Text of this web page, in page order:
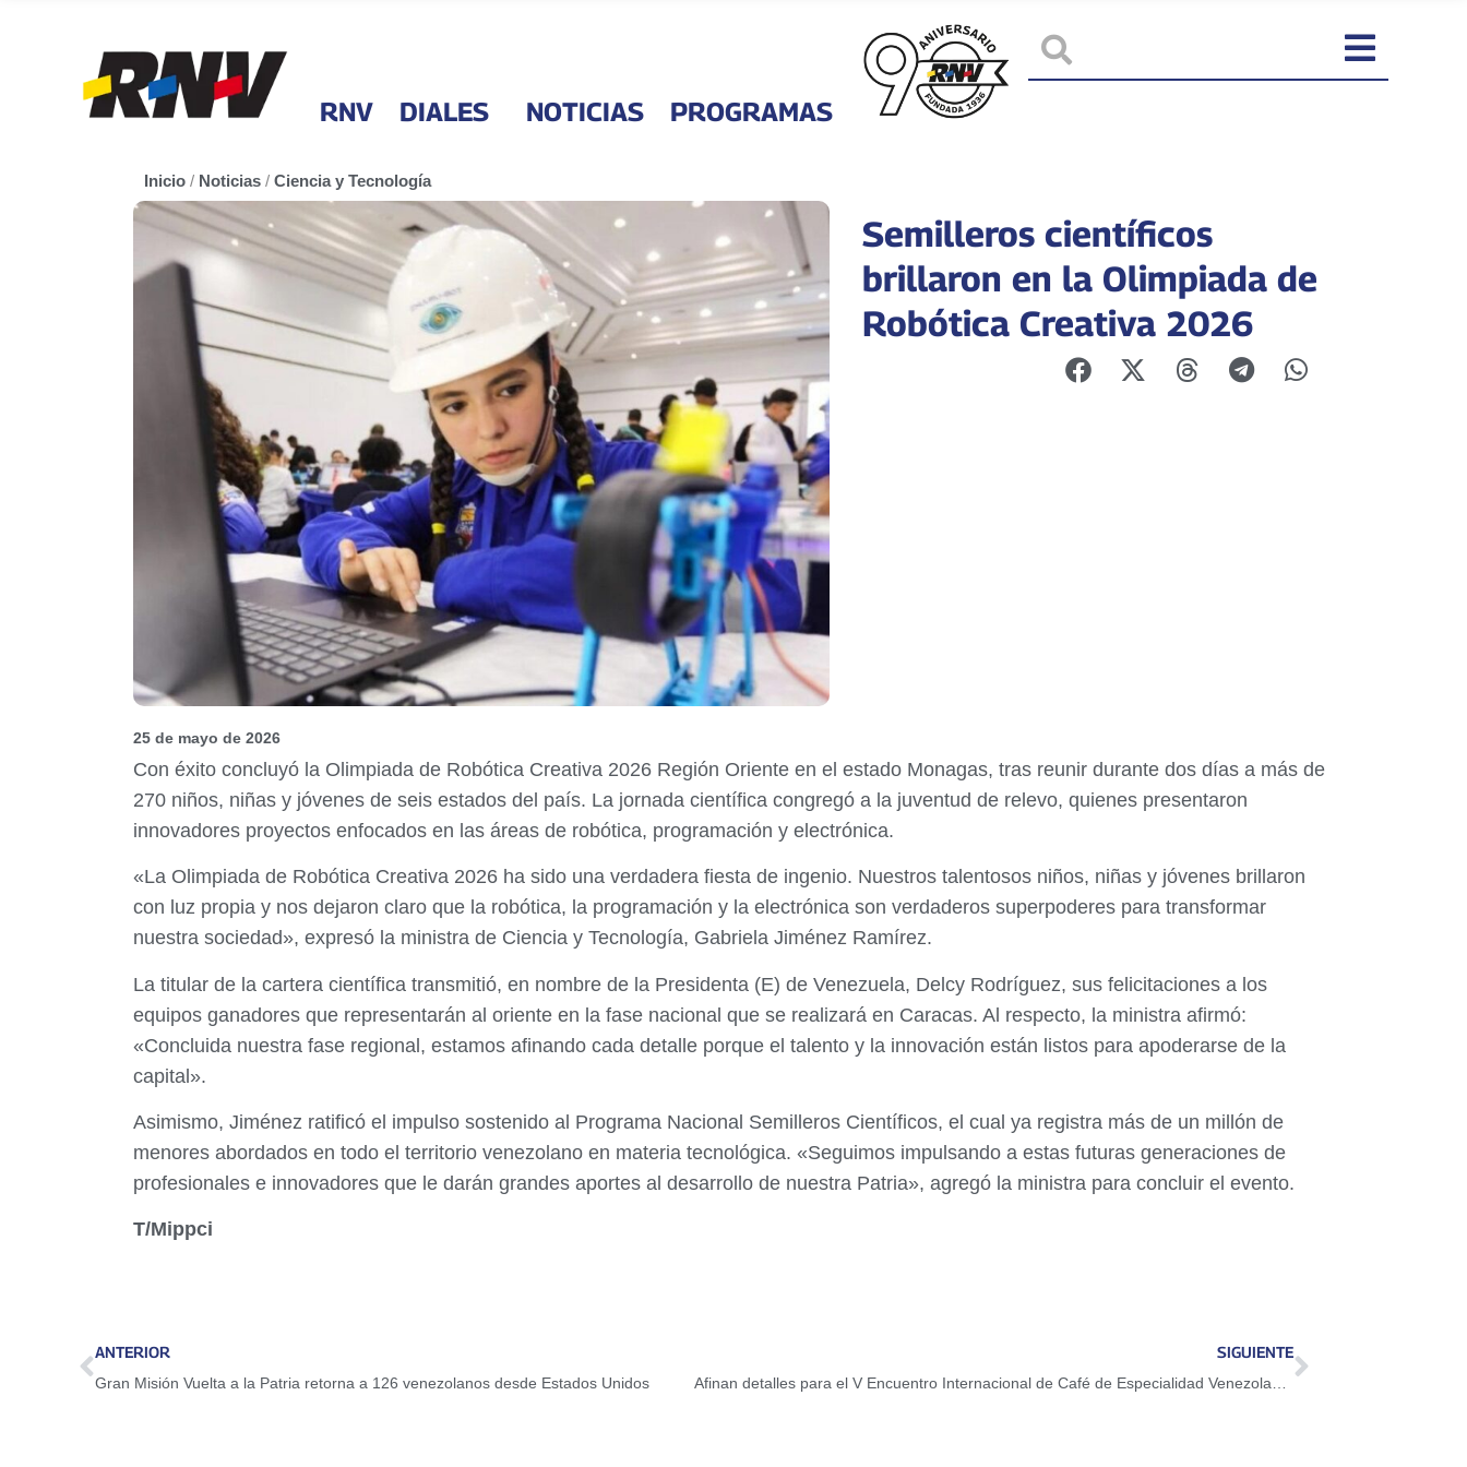
RNV DIALES NOTICIAS PROGRAMAS
Inicio / Noticias / Ciencia y Tecnología
Semilleros científicos
brillaron en la Olimpiada de
Robótica Creativa 2026
25 de mayo de 2026
Con éxito concluyó la Olimpiada de Robótica Creativa 2026 Región Oriente en el estado Monagas, tras reunir durante dos días a más de
270 niños, niñas y jóvenes de seis estados del país. La jornada científica congregó a la juventud de relevo, quienes presentaron
innovadores proyectos enfocados en las áreas de robótica, programación y electrónica.
«La Olimpiada de Robótica Creativa 2026 ha sido una verdadera fiesta de ingenio. Nuestros talentosos niños, niñas y jóvenes brillaron
con luz propia y nos dejaron claro que la robótica, la programación y la electrónica son verdaderos superpoderes para transformar
nuestra sociedad», expresó la ministra de Ciencia y Tecnología, Gabriela Jiménez Ramírez.
La titular de la cartera científica transmitió, en nombre de la Presidenta (E) de Venezuela, Delcy Rodríguez, sus felicitaciones a los
equipos ganadores que representarán al oriente en la fase nacional que se realizará en Caracas. Al respecto, la ministra afirmó:
«Concluida nuestra fase regional, estamos afinando cada detalle porque el talento y la innovación están listos para apoderarse de la
capital».
Asimismo, Jiménez ratificó el impulso sostenido al Programa Nacional Semilleros Científicos, el cual ya registra más de un millón de
menores abordados en todo el territorio venezolano en materia tecnológica. «Seguimos impulsando a estas futuras generaciones de
profesionales e innovadores que le darán grandes aportes al desarrollo de nuestra Patria», agregó la ministra para concluir el evento.
T/Mippci
ANTERIOR
Gran Misión Vuelta a la Patria retorna a 126 venezolanos desde Estados Unidos
SIGUIENTE